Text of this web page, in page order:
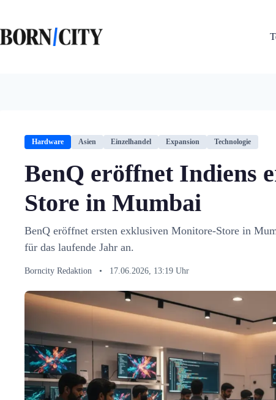
springen
Hardware Asien Einzelhandel Expansion Technologie
BenQ eröffnet Indiens
Store in Mumbai
BenQ eröffnet ersten exklusiven Monitore-Store in
für das laufende Jahr an.
Borncity Redaktion • 17.06.2026, 13:19 Uhr